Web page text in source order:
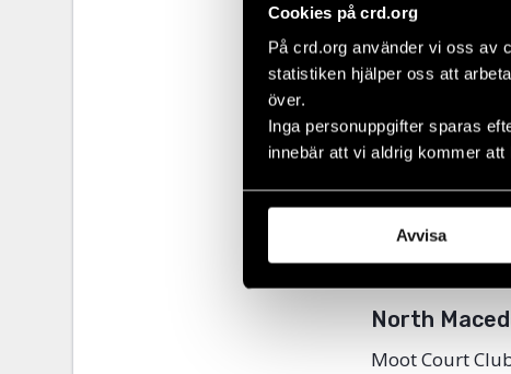
Cookies på crd.org
På crd.org använder vi oss av
statistiken hjälper oss att
över.
Inga personuppgifter sparas
innebär att vi aldrig kommer
Avvisa
Montenegro
regional title.
Moot Court
Serbia
Moot Court
Moot Court
North
Moot Court